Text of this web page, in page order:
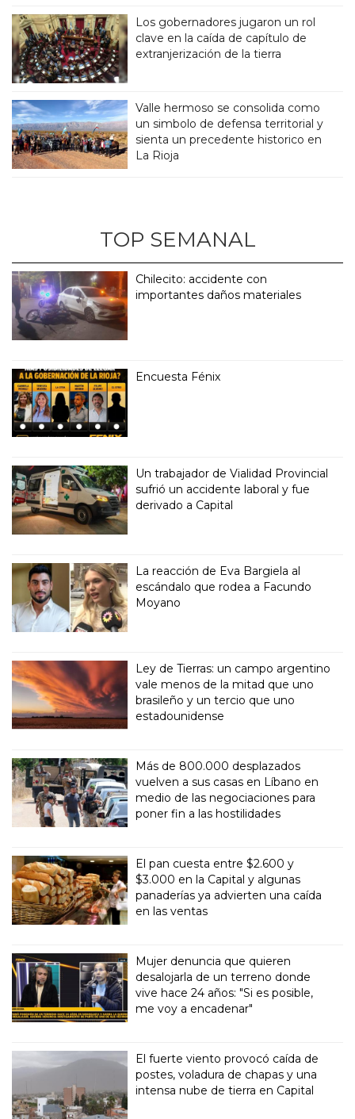
Los gobernadores jugaron un rol
clave en la caída de capítulo de
extranjerización de la tierra
Valle hermoso se consolida como
un simbolo de defensa territorial y
sienta un precedente historico en
La Rioja
TOP SEMANAL
Chilecito: accidente con
importantes daños materiales
Encuesta Fénix
Un trabajador de Vialidad Provincial
sufrió un accidente laboral y fue
derivado a Capital
La reacción de Eva Bargiela al
escándalo que rodea a Facundo
Moyano
Ley de Tierras: un campo argentino
vale menos de la mitad que uno
brasileño y un tercio que uno
estadounidense
Más de 800.000 desplazados
vuelven a sus casas en Líbano en
medio de las negociaciones para
poner fin a las hostilidades
El pan cuesta entre $2.600 y
$3.000 en la Capital y algunas
panaderías ya advierten una caída
en las ventas
Mujer denuncia que quieren
desalojarla de un terreno donde
vive hace 24 años: "Si es posible,
me voy a encadenar"
El fuerte viento provocó caída de
postes, voladura de chapas y una
intensa nube de tierra en Capital